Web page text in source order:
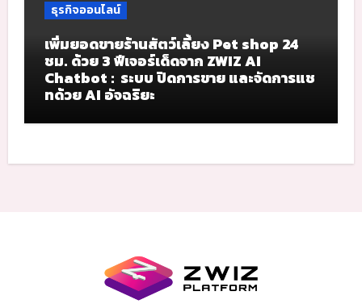
ธุรกิจออนไลน์
เพิ่มยอดขายร้านสัตว์เลี้ยง Pet shop 24
ชม. ด้วย 3 ฟีเจอร์เด็ดจาก ZWIZ AI
Chatbot : ระบบ ปิดการขาย และจัดการแช
ทด้วย AI อัจฉริยะ